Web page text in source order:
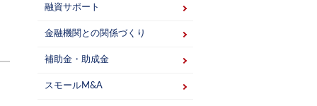
融資サポート
金融機関との関係づくり
補助金・助成金
スモールM&A